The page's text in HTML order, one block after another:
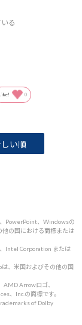
る
0
い順
PowerPoint、Windowsの
の国における商標または
Intel Corporation または
は、米国およびその他の国
Arrowロゴ、
、Inc.の商標です。
of Dolby